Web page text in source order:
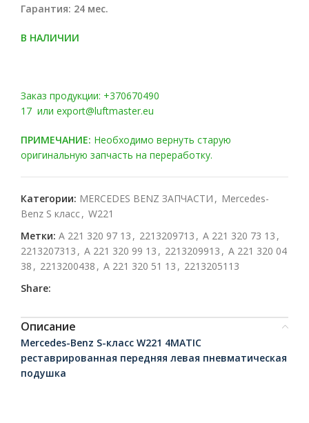
Гарантия: 24 мес.
В НАЛИЧИИ
Заказ продукции: +370670490
17 или export@luftmaster.eu
ПРИМЕЧАНИЕ: Необходимо вернуть старую
оригинальную запчасть на переработку.
Категории: MERCEDES BENZ ЗАПЧАСТИ , Mercedes-
Benz S класс, W221
Метки: A 221 320 97 13 , 2213209713 , A 221 320 73 13 ,
2213207313 , A 221 320 99 13 , 2213209913 , A 221 320 04
38 , 2213200438 , A 221 320 51 13 , 2213205113
Share:
Описание
Mercedes-Benz S-класс W221 4MATIC
реставрированная передняя левая пневматическая
подушка